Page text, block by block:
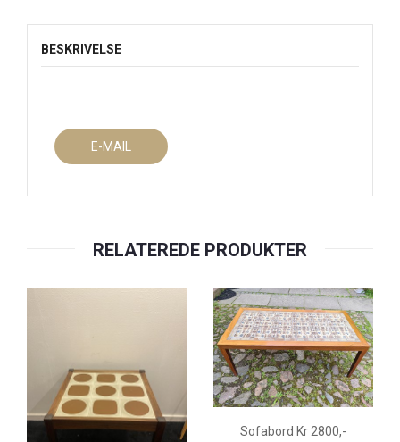
BESKRIVELSE
E-MAIL
RELATEREDE PRODUKTER
Sofabord Kr 2800,-